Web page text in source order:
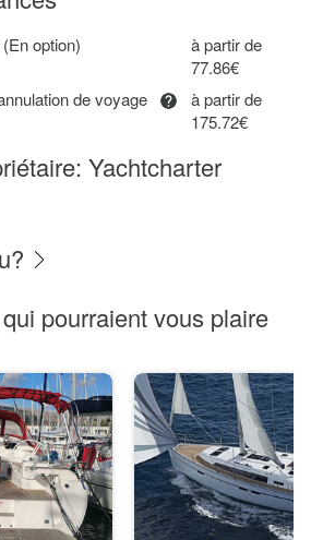
(En option)
à partir de
77.86€
de voyage
à partir de
175.72€
Yachtcharter
pourraient vous plaire